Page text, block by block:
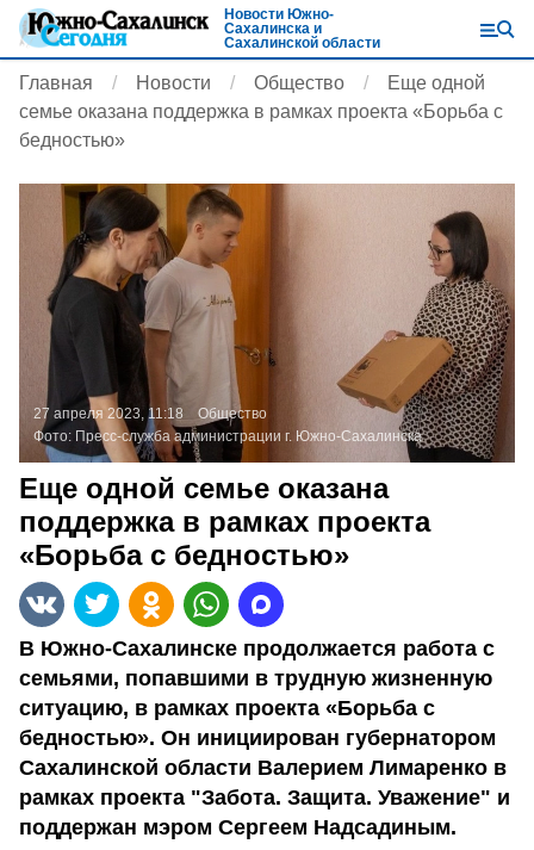
Новости Южно-
Сахалинска и
Сахалинской области
Главная Новости Общество
Еще одной
семье оказана поддержка в рамках проекта «Борьба с
бедностью»
27 апреля 2023, 11:18
Общество
Фото: Пресс-служба администрации г. Южно-Сахалинска
Еще одной семье оказана
поддержка в рамках проекта
«Борьба с бедностью»
В Южно-Сахалинске продолжается работа с
семьями, попавшими в трудную жизненную
ситуацию, в рамках проекта «Борьба с
бедностью». Он инициирован губернатором
Сахалинской области Валерием Лимаренко в
рамках проекта "Забота. Защита. Уважение" и
поддержан мэром Сергеем Надсадиным.